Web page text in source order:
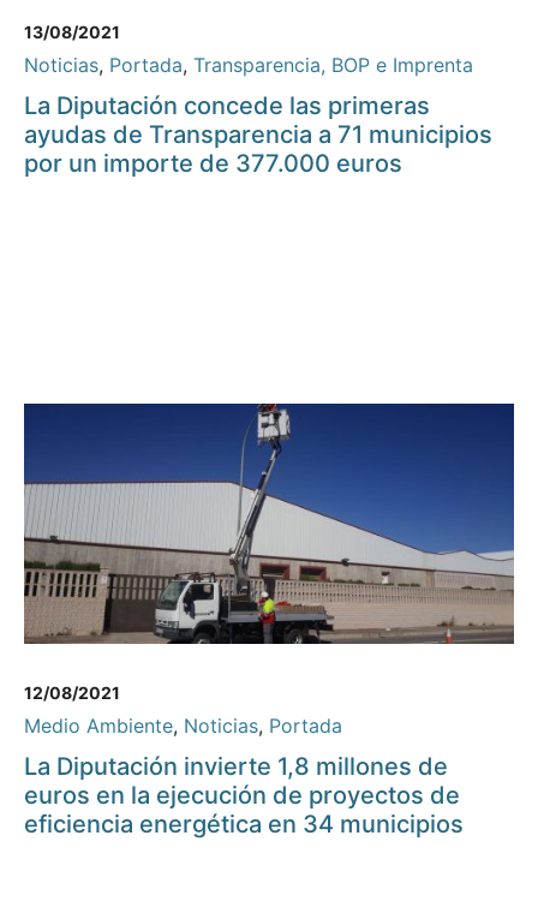
13/08/2021
Noticias, Portada, Transparencia, BOP e Imprenta
La Diputación concede las primeras
ayudas de Transparencia a 71 municipios
por un importe de 377.000 euros
12/08/2021
Medio Ambiente, Noticias, Portada
La Diputación invierte 1,8 millones de
euros en la ejecución de proyectos de
eficiencia energética en 34 municipios